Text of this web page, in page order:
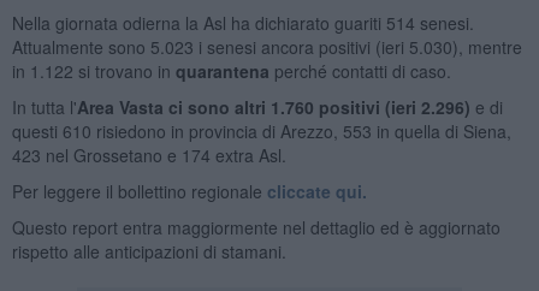
Nella giornata odierna la Asl ha dichiarato guariti 514 senesi.
Attualmente sono 5.023 i senesi ancora positivi (ieri 5.030), mentre
in 1.122 si trovano in quarantena perché contatti di caso.
In tutta l'Area Vasta ci sono altri 1.760 positivi (ieri 2.296) e di
questi 610 risiedono in provincia di Arezzo, 553 in quella di Siena,
423 nel Grossetano e 174 extra Asl.
Per leggere il bollettino regionale cliccate qui.
Questo report entra maggiormente nel dettaglio ed è aggiornato
rispetto alle anticipazioni di stamani.